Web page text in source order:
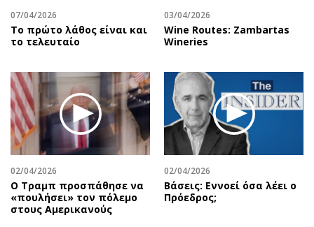
07/04/2026
Το πρώτο λάθος είναι και
το τελευταίο
03/04/2026
Wine Routes: Zambartas
Wineries
02/04/2026
Ο Τραμπ προσπάθησε να
«πουλήσει» τον πόλεμο
στους Αμερικανούς
02/04/2026
Βάσεις: Εννοεί όσα λέει ο
Πρόεδρος;